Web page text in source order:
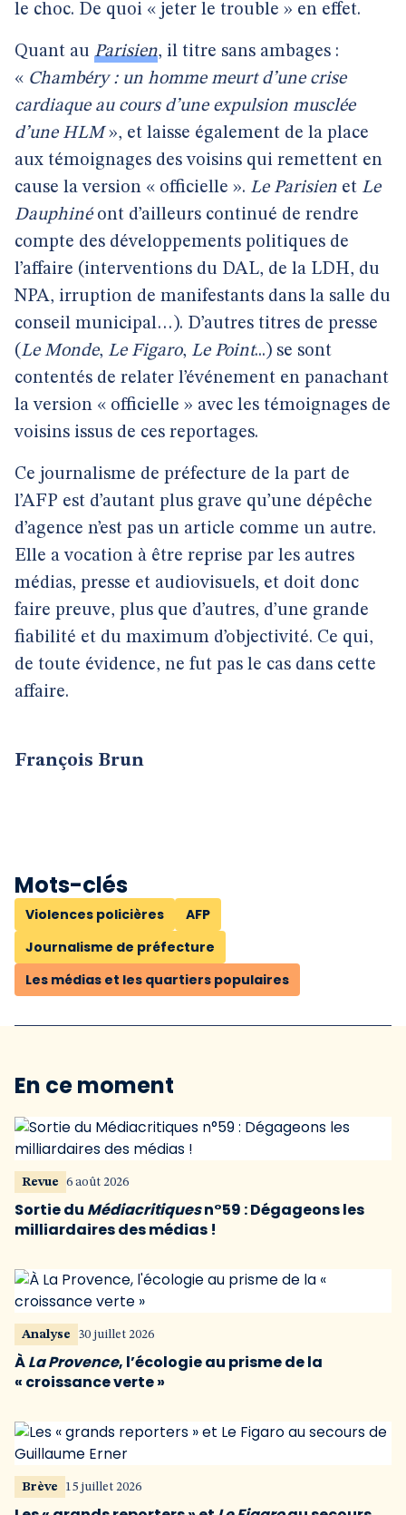
le choc. De quoi « jeter le trouble » en effet.
Quant au Parisien, il titre sans ambages :
« Chambéry : un homme meurt d’une crise
cardiaque au cours d’une expulsion musclée
d’une HLM», et laisse également de la place
aux témoignages des voisins qui remettent en
cause la version « officielle ». Le Parisien et Le
Dauphinéont d’ailleurs continué de rendre
compte des développements politiques de
l’affaire (interventions du DAL, de la LDH, du
NPA, irruption de manifestants dans la salle du
conseil municipal…). D’autres titres de presse
(Le Monde, Le Figaro, Le Point...) se sont
contentés de relater l’événement en panachant
la version « officielle » avec les témoignages de
voisins issus de ces reportages.
Ce journalisme de préfecture de la part de
l’AFP est d’autant plus grave qu’une dépêche
d’agence n’est pas un article comme un autre.
Elle a vocation à être reprise par les autres
médias, presse et audiovisuels, et doit donc
faire preuve, plus que d’autres, d’une grande
fiabilité et du maximum d’objectivité. Ce qui,
de toute évidence, ne fut pas le cas dans cette
affaire.
François Brun
Mots-clés
Violences policières
AFP
Journalisme de préfecture
Les médias et les quartiers populaires
En ce moment
Revue 6 août 2026
Sortie du Médiacritiquesn°59 : Dégageons les
milliardaires des médias !
Analyse 30 juillet 2026
ÀLa Provence, l’écologie au prisme de la
« croissance verte »
Brève 15 juillet 2026